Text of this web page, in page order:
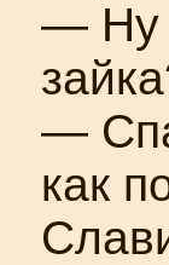
— Ну
—
как